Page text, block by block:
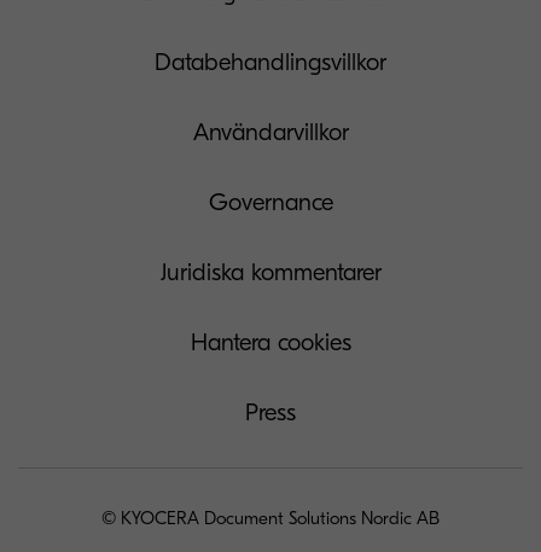
Databehandlingsvillkor
Användarvillkor
Governance
Juridiska kommentarer
Hantera cookies
Press
© KYOCERA Document Solutions Nordic AB